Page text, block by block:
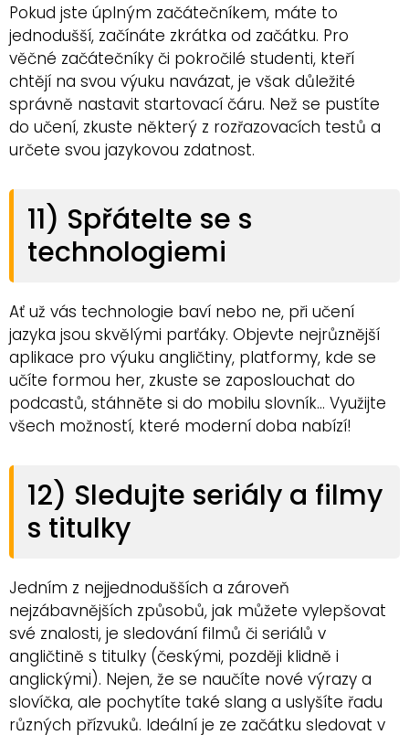
Pokud jste úplným začátečníkem, máte to
jednodušší, začínáte zkrátka od začátku. Pro
věčné začátečníky či pokročilé studenti, kteří
chtějí na svou výuku navázat, je však důležité
správně nastavit startovací čáru. Než se pustíte
do učení, zkuste některý z rozřazovacích testů a
určete svou jazykovou zdatnost.
11) Spřátelte se s
technologiemi
Ať už vás technologie baví nebo ne, při učení
jazyka jsou skvělými parťáky. Objevte nejrůznější
aplikace pro výuku angličtiny, platformy, kde se
učíte formou her, zkuste se zaposlouchat do
podcastů, stáhněte si do mobilu slovník… Využijte
všech možností, které moderní doba nabízí!
12) Sledujte seriály a filmy
s titulky
Jedním z nejjednodušších a zároveň
nejzábavnějších způsobů, jak můžete vylepšovat
své znalosti, je sledování filmů či seriálů v
angličtině s titulky (českými, později klidně i
anglickými). Nejen, že se naučíte nové výrazy a
slovíčka, ale pochytíte také slang a uslyšíte řadu
různých přízvuků. Ideální je ze začátku sledovat v